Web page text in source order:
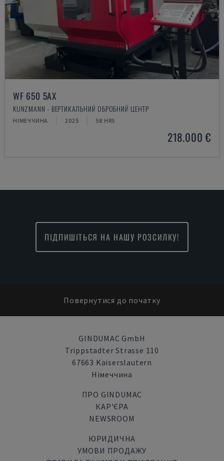
WF 650 5AX
KUNZMANN - ВЕРТИКАЛЬНИЙ ОБРОБНИЙ ЦЕНТР
НІМЕЧЧИНА 2025 58 HRS
218.000 €
ПІДПИШІТЬСЯ НА НАШУ РОЗСИЛКУ!
Повернутися до початку
GINDUMAC GmbH
Trippstadter Strasse 110
67663 Kaiserslautern
Німеччина
ПРО GINDUMAC
КАР'ЄРА
NEWSROOM
ЮРИДИЧНА
УМОВИ ПРОДАЖУ